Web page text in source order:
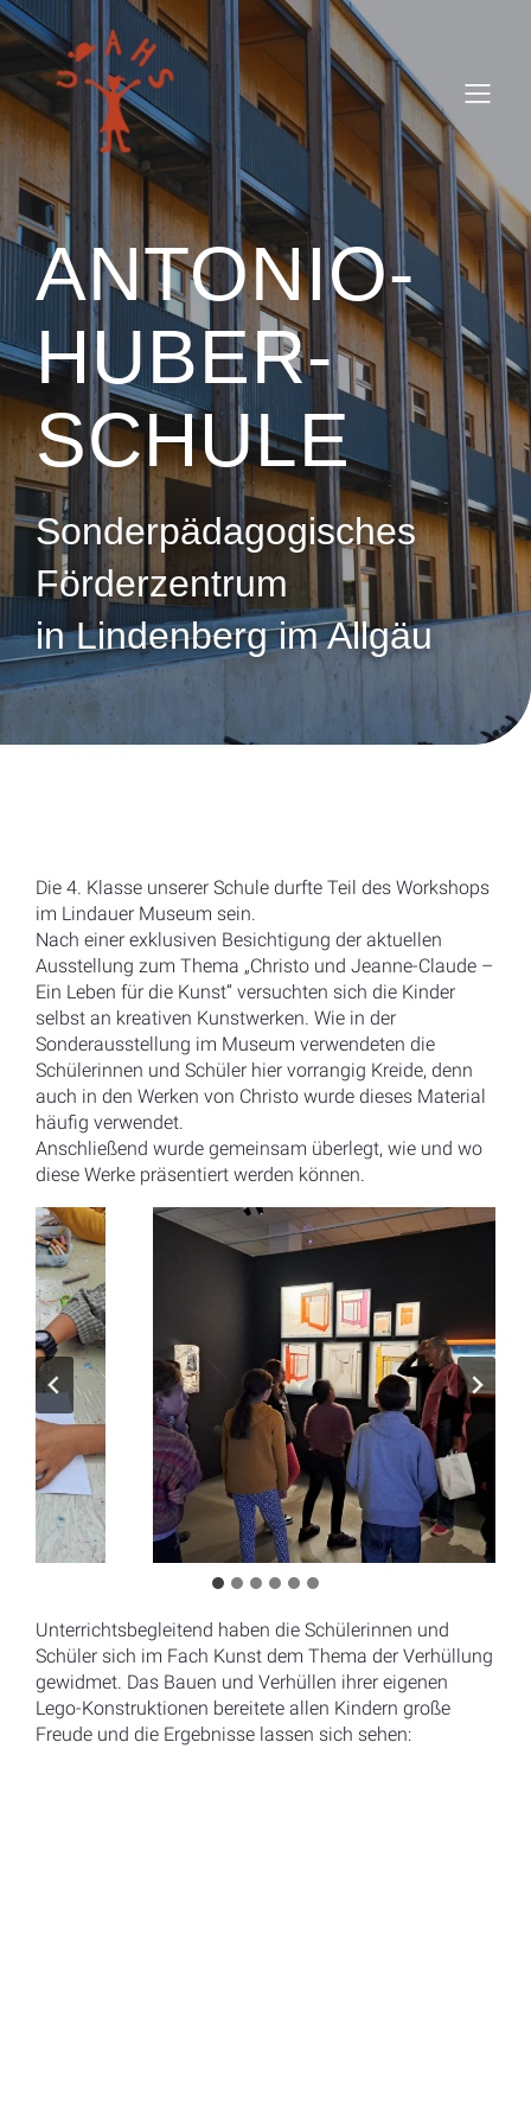
ANTONIO-
HUBER-
SCHULE
Sonderpädagogisches
Förderzentrum
in Lindenberg im Allgäu
Die 4. Klasse unserer Schule durfte Teil des Workshops
im Lindauer Museum sein.
Nach einer exklusiven Besichtigung der aktuellen
Ausstellung zum Thema „Christo und Jeanne-Claude –
Ein Leben für die Kunst“ versuchten sich die Kinder
selbst an kreativen Kunstwerken. Wie in der
Sonderausstellung im Museum verwendeten die
Schülerinnen und Schüler hier vorrangig Kreide, denn
auch in den Werken von Christo wurde dieses Material
häufig verwendet.
Anschließend wurde gemeinsam überlegt, wie und wo
diese Werke präsentiert werden können.
Unterrichtsbegleitend haben die Schülerinnen und
Schüler sich im Fach Kunst dem Thema der Verhüllung
gewidmet. Das Bauen und Verhüllen ihrer eigenen
Lego-Konstruktionen bereitete allen Kindern große
Freude und die Ergebnisse lassen sich sehen: